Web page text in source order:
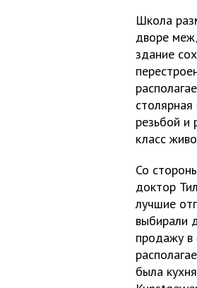
Школа
дворе
здание
резьбой и
класс
Со
доктор
лучшие
выбирали
продажу в
была